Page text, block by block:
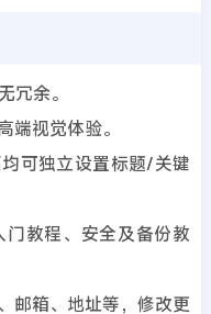
冗余。
端视觉体验。
可独立设置标题/关键
教程、安全及备份教
邮箱、地址等，修改更